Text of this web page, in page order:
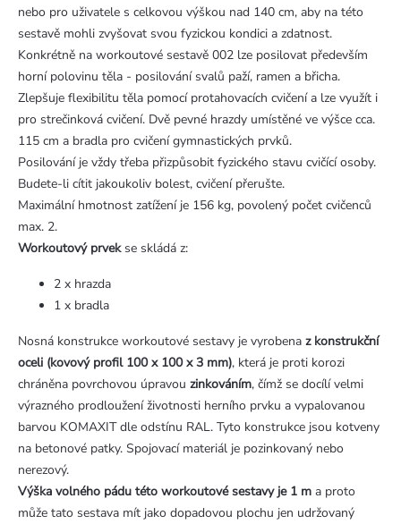
nebo pro uživatele s celkovou výškou nad 140 cm, aby na této
sestavě mohli zvyšovat svou fyzickou kondici a zdatnost.
Konkrétně na workoutové sestavě 002 lze posilovat především
horní polovinu těla - posilování svalů paží, ramen a břicha.
Zlepšuje flexibilitu těla pomocí protahovacích cvičení a lze využít i
pro strečinková cvičení. Dvě pevné hrazdy umístěné ve výšce cca.
115 cm a bradla pro cvičení gymnastických prvků.
Posilování je vždy třeba přizpůsobit fyzického stavu cvičící osoby.
Budete-li cítit jakoukoliv bolest, cvičení přerušte.
Maximální hmotnost zatížení je 156 kg, povolený počet cvičenců
max. 2.
Workoutový prvekse skládá z:
2 x hrazda
1 x bradla
Nosná konstrukce workoutové sestavy je vyrobena z konstrukční
oceli (kovový profil 100 x 100 x 3 mm), která je proti korozi
chráněna povrchovou úpravou zinkováním, čímž se docílí velmi
výrazného prodloužení životnosti herního prvku a vypalovanou
barvou KOMAXIT dle odstínu RAL. Tyto konstrukce jsou kotveny
na betonové patky. Spojovací materiál je pozinkovaný nebo
nerezový.
Výška volného pádu této workoutové sestavy je 1 m a proto
může tato sestava mít jako dopadovou plochu jen udržovaný